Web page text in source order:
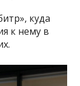
куда
к нему в